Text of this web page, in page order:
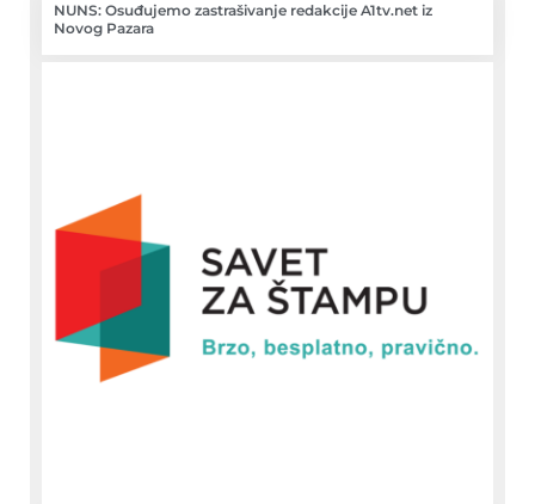
NUNS: Osuđujemo zastrašivanje redakcije A1tv.net iz
Novog Pazara